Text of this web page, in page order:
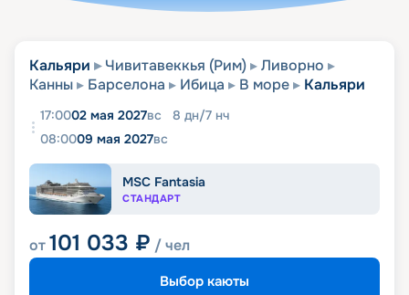
Кальяри Чивитавеккья (Рим)
Ливорно
Канны
Барселона Ибица В море Кальяри
17:0002 мая 2027вс 8 дн/7 нч
08:0009 мая 2027вс
MSC Fantasia
СТАНДАРТ
от101 033 ₽ / чел
Выбор каюты